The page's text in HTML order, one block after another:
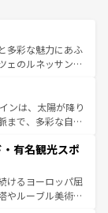
多彩な魅力にあふ
ェのルネッサンス
ルフィ海岸の絶
合間には、本場の
を堪能することも
旅をしてみよう！
ンは、太陽が降り
まで、多彩な自然
メンコ、熱気あふ
一部となってい
や、バルセロナの
ローマ遺跡や中世
有名観光スポ
けるヨーロッパ屈
やルーブル美術館